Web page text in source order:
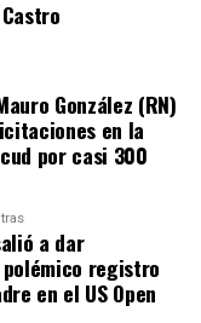
al córner.
Colo, definió
palo. Era un
finales.
cobró penal a
contra el
El
la pena
González (RN)
en la
por casi 300
a dar
registro
en el US Open